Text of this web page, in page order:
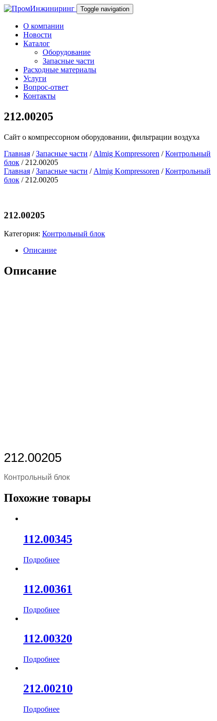
Toggle navigation
О компании
Новости
Каталог
Оборудование
Запасные части
Расходные материалы
Услуги
Вопрос-ответ
Контакты
212.00205
Сайт о компрессорном оборудовании, фильтрации воздуха
Главная /Запасные части / Almig Kompressoren /Контрольный
блок / 212.00205
Главная /Запасные части / Almig Kompressoren /Контрольный
блок / 212.00205
212.00205
Категория: Контрольный блок
Описание
Описание
212.00205
Контрольный блок
Похожие товары
112.00345
Подробнее
112.00361
Подробнее
112.00320
Подробнее
212.00210
Подробнее